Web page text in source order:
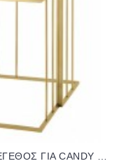
ΤΡΑΠΕΖΙ ΜΕΤΑΛΛΙΚΟ ΜΙΚΡΟ ΜΕΓΕΘΟΣ ΓΙΑ CANDY BAR ενοικίαση 25.00€!!!